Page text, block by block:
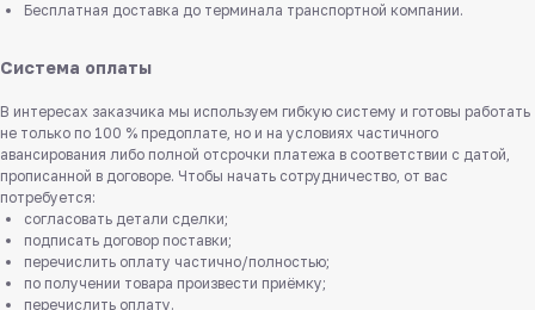
Бесплатная доставка до терминала транспортной компании.
Система оплаты
В интересах заказчика мы используем гибкую систему и готовы работать
не только по 100 % предоплате, но и на условиях частичного
авансирования либо полной отсрочки платежа в соответствии с датой,
прописанной в договоре. Чтобы начать сотрудничество, от вас
потребуется:
согласовать детали сделки;
подписать договор поставки;
перечислить оплату частично/полностью;
по получении товара произвести приёмку;
перечислить оплату.